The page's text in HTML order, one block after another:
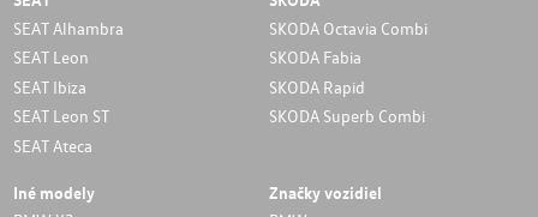
SEAT Alhambra
SEAT Leon
SEAT Ibiza
SEAT Leon ST
SEAT Ateca
SKODA Octavia Combi
SKODA Fabia
SKODA Rapid
SKODA Superb Combi
Iné modely Značky vozidiel